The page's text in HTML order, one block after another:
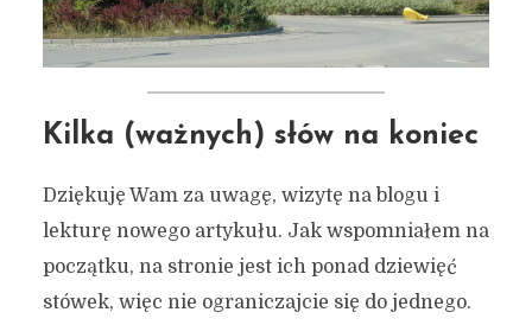
Kilka (ważnych) słów na koniec
Dziękuję Wam za uwagę, wizytę na blogu i
lekturę nowego artykułu. Jak wspomniałem na
początku, na stronie jest ich ponad dziewięć
stówek, więc nie ograniczajcie się do jednego.